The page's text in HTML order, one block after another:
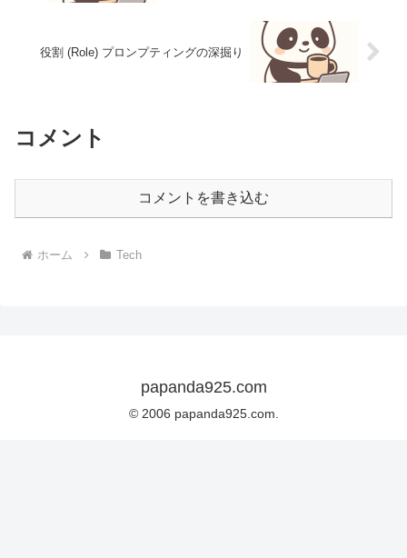
役割 (Role) プロンプティングの深掘り
コメント
コメントを書き込む
ホーム Tech
papanda925.com
© 2006 papanda925.com.